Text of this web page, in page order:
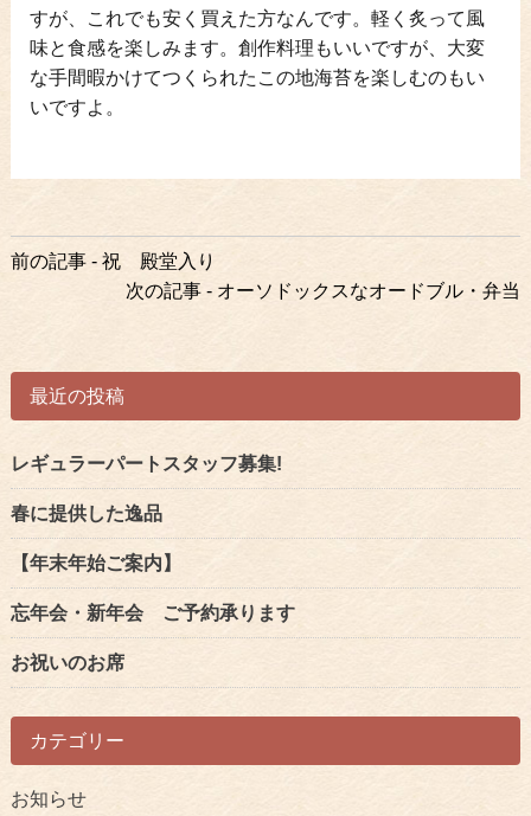
すが、これでも安く買えた方なんです。軽く炙って風
味と食感を楽しみます。創作料理もいいですが、大変
な手間暇かけてつくられたこの地海苔を楽しむのもい
いですよ。
前
事
の
リ
ン
ク
前の記事 - 祝 殿堂入り
次の記事 - オーソドックスなオードブル・弁当
最近の投稿
レギュラーパートスタッフ募集!
春に提供した逸品
【年末年始ご案内】
忘年会・新年会 ご予約承ります
お祝いのお席
カテゴリー
お知らせ